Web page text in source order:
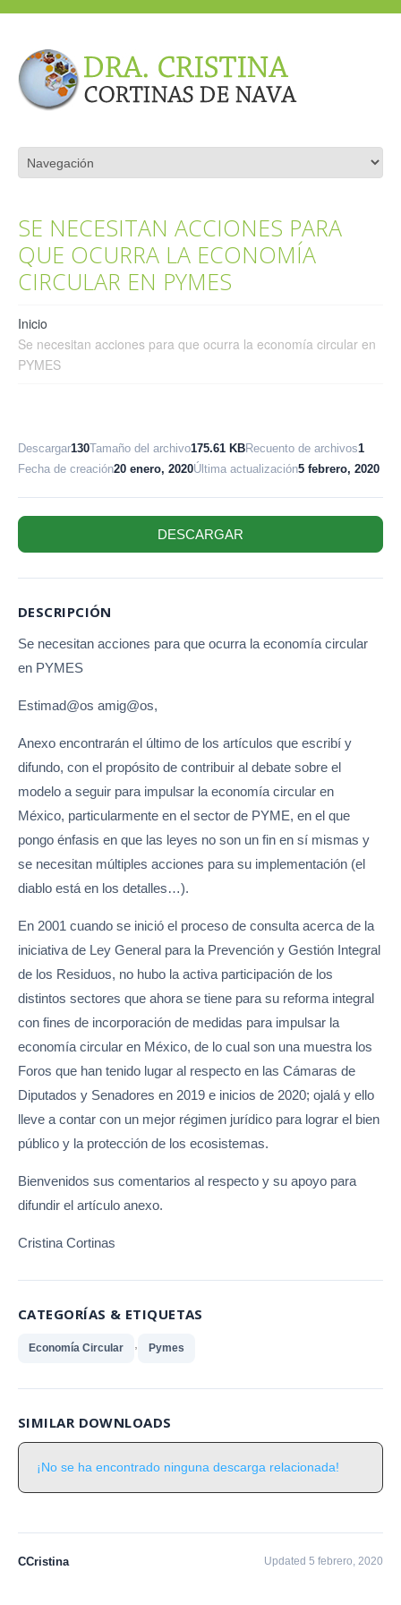
SE NECESITAN ACCIONES PARA
QUE OCURRA LA ECONOMÍA
CIRCULAR EN PYMES
Inicio
Se necesitan acciones para que ocurra la economía circular en
PYMES
Descargar130Tamaño del archivo175.61 KBRecuento de archivos1
Fecha de creación20 enero, 2020Última actualización5 febrero, 2020
DESCARGAR
DESCRIPCIÓN
Se necesitan acciones para que ocurra la economía circular
en PYMES
Estimad@os amig@os,
Anexo encontrarán el último de los artículos que escribí y
difundo, con el propósito de contribuir al debate sobre el
modelo a seguir para impulsar la economía circular en
México, particularmente en el sector de PYME, en el que
pongo énfasis en que las leyes no son un fin en sí mismas y
se necesitan múltiples acciones para su implementación (el
diablo está en los detalles…).
En 2001 cuando se inició el proceso de consulta acerca de la
iniciativa de Ley General para la Prevención y Gestión Integral
de los Residuos, no hubo la activa participación de los
distintos sectores que ahora se tiene para su reforma integral
con fines de incorporación de medidas para impulsar la
economía circular en México, de lo cual son una muestra los
Foros que han tenido lugar al respecto en las Cámaras de
Diputados y Senadores en 2019 e inicios de 2020; ojalá y ello
lleve a contar con un mejor régimen jurídico para lograr el bien
público y la protección de los ecosistemas.
Bienvenidos sus comentarios al respecto y su apoyo para
difundir el artículo anexo.
Cristina Cortinas
CATEGORÍAS & ETIQUETAS
Economía Circular Pymes
SIMILAR DOWNLOADS
¡No se ha encontrado ninguna descarga relacionada!
CCristina Updated 5 febrero, 2020